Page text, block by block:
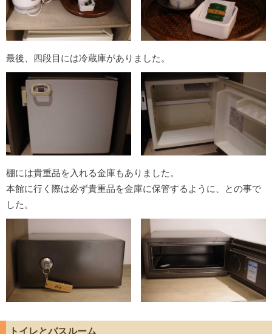
最後、四段目には冷蔵庫がありました。
棚には貴重品を入れる金庫もありました。
本館に行く際は必ず貴重品を金庫に保管するように、との事で
した。
トイレとバスルーム